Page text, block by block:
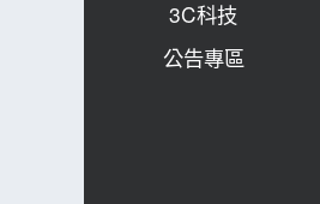
3C科技
公告專區